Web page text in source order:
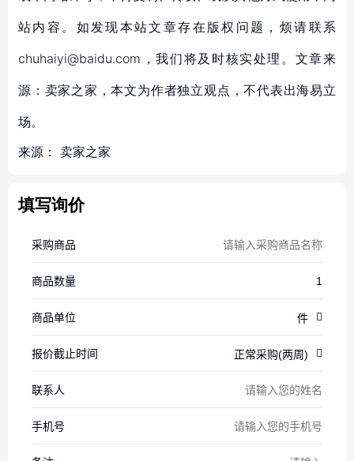
站内容。如发现本站文章存在版权问题，烦请联系
chuhaiyi@baidu.com，我们将及时核实处理。文章来
源：卖家之家，本文为作者独立观点，不代表出海易立
场。
来源： 卖家之家
填写询价